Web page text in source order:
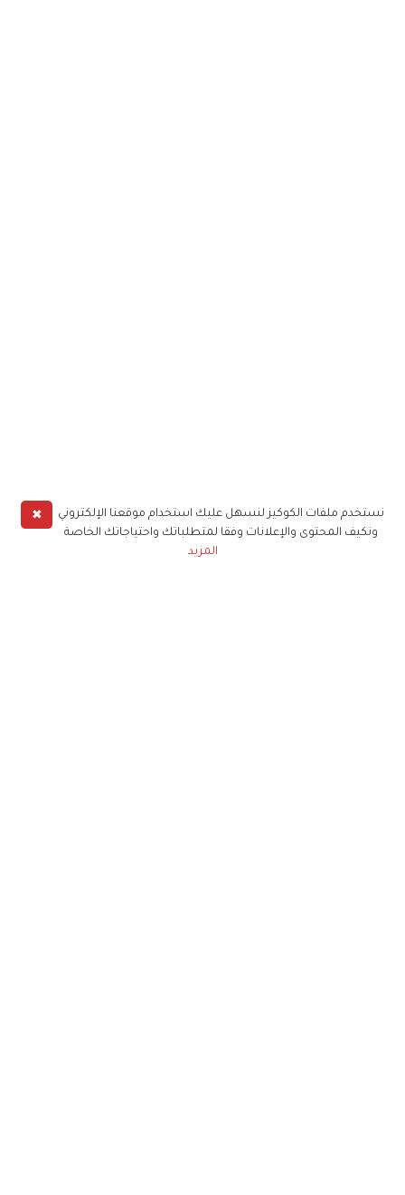
✖
نستخدم ملفات الكوكيز لنسهل عليك استخدام موقعنا الإلكتروني
ونكيف المحتوى والإعلانات وفقا لمتطلباتك واحتياجاتك الخاصة
المزيد